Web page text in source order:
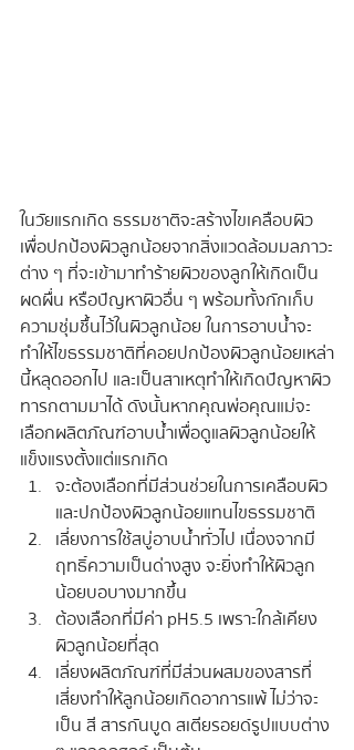
ในวัยแรกเกิด ธรรมชาติจะสร้างไขเคลือบผิว
เพื่อปกป้องผิวลูกน้อยจากสิ่งแวดล้อมมลภาวะ
ต่าง ๆ ที่จะเข้ามาทำร้ายผิวของลูกให้เกิดเป็น
ผดผื่น หรือปัญหาผิวอื่น ๆ พร้อมทั้งกักเก็บ
ความชุ่มชื้นไว้ในผิวลูกน้อย ในการอาบน้ำจะ
ทำให้ไขธรรมชาติที่คอยปกป้องผิวลูกน้อยเหล่า
นี้หลุดออกไป และเป็นสาเหตุทำให้เกิดปัญหาผิว
ทารกตามมาได้ ดังนั้นหากคุณพ่อคุณแม่จะ
เลือกผลิตภัณฑ์อาบน้ำเพื่อดูแลผิวลูกน้อยให้
แข็งแรงตั้งแต่แรกเกิด
จะต้องเลือกที่มีส่วนช่วยในการเคลือบผิว
และปกป้องผิวลูกน้อยแทนไขธรรมชาติ
เลี่ยงการใช้สบู่อาบน้ำทั่วไป เนื่องจากมี
ฤทธิ์ความเป็นด่างสูง จะยิ่งทำให้ผิวลูก
น้อยบอบางมากขึ้น
ต้องเลือกที่มีค่า pH5.5 เพราะใกล้เคียง
ผิวลูกน้อยที่สุด
เลี่ยงผลิตภัณฑ์ที่มีส่วนผสมของสารที่
เสี่ยงทำให้ลูกน้อยเกิดอาการแพ้ ไม่ว่าจะ
เป็น สี สารกันบูด สเตียรอยด์รูปแบบต่าง